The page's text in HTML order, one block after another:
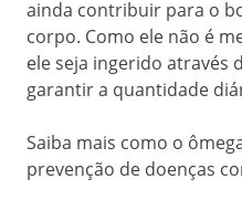
ainda contribuir para o
corpo. Como ele não é
ele seja ingerido através
garantir a quantidade
Saiba mais como o
prevenção de doenças